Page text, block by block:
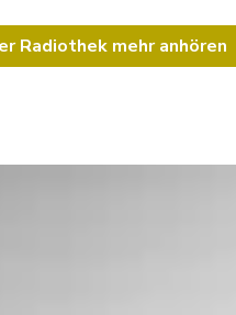
Radiothek mehr anhören